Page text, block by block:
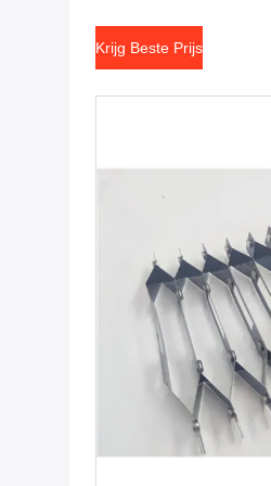
Krijg Beste Prijs